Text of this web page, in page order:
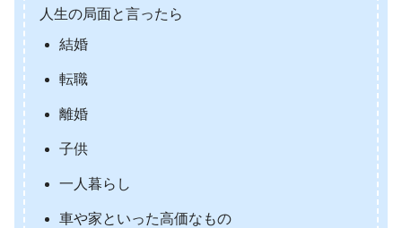
人生の局面と言ったら
結婚
転職
離婚
子供
一人暮らし
車や家といった高価なもの